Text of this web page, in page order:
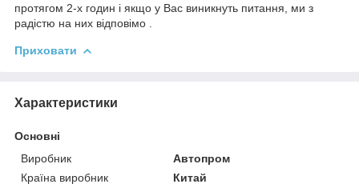
протягом 2-х годин і якщо у Вас виникнуть питання, ми з
радістю на них відповімо .
Приховати
Характеристики
Основні
Виробник
Автопром
Країна виробник
Китай